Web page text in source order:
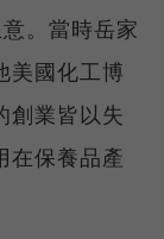
。當時岳家
美國化工博
創業皆以失
在保養品產